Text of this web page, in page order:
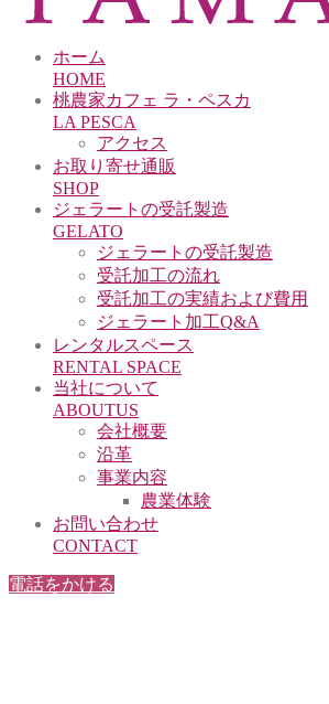
ホーム
HOME
桃農家カフェ ラ・ペスカ
LA PESCA
アクセス
お取り寄せ通販
SHOP
ジェラートの受託製造
GELATO
ジェラートの受託製造
受託加工の流れ
受託加工の実績および費用
ジェラート加工Q&A
レンタルスペース
RENTAL SPACE
当社について
ABOUTUS
会社概要
沿革
事業内容
農業体験
お問い合わせ
CONTACT
電話をかける